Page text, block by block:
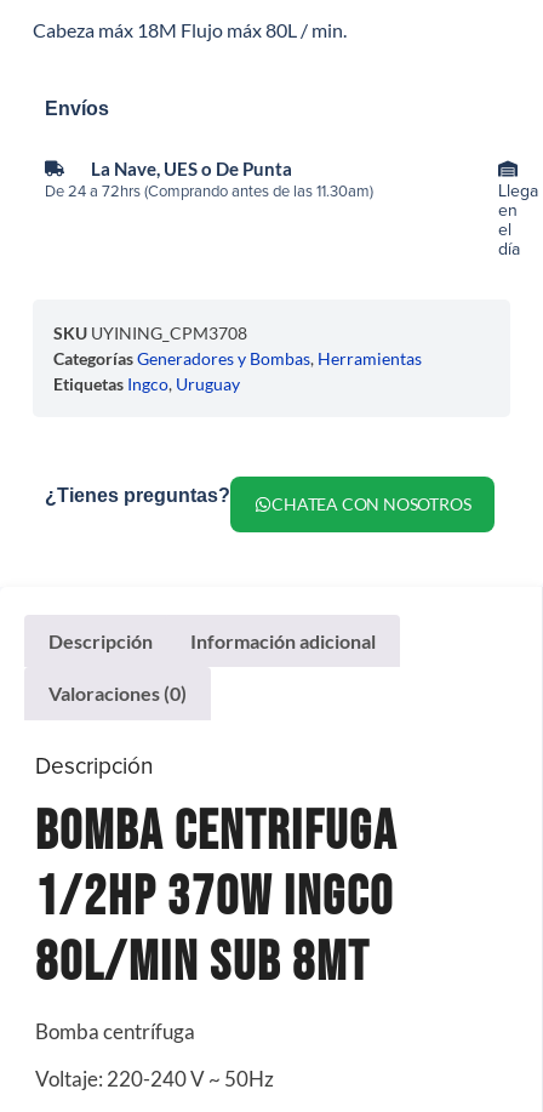
Cabeza máx 18M Flujo máx 80L / min.
Envíos
La Nave, UES o De Punta
De 24 a 72hrs (Comprando antes de las 11.30am)
Llega
en
el
día
SKU UYINING_CPM3708
CategoríasGeneradores y Bombas, Herramientas
Etiquetas Ingco, Uruguay
¿Tienes preguntas? CHATEA CON NOSOTROS
Descripción Información adicional
Valoraciones (0)
Descripción
Bomba Centrifuga
1/2hp 370w Ingco
80l/Min Sub 8mt
Bomba centrífuga
Voltaje: 220-240 V ~ 50Hz